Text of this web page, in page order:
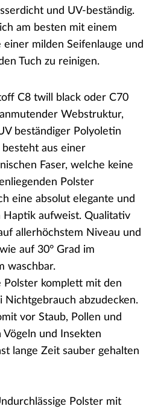
und UV-beständig.
am besten mit einem
milden Seifenlauge und
Tuch zu reinigen.
C8 twill black oder C70
Webstruktur,
beständiger Polyoletin
besteht aus einer
Faser, welche keine
Polster
eine absolut elegante und
aufweist. Qualitativ
allerhöchstem Niveau und
auf 30° Grad im
waschbar.
Polster komplett mit den
Nichtgebrauch abzudecken.
vor Staub, Pollen und
und Insekten
lange Zeit sauber gehalten
Polster mit